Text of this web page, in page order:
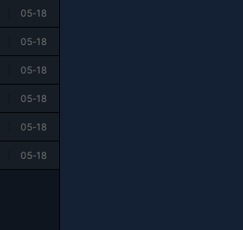
05-18
05-18
05-18
05-18
05-18
05-18